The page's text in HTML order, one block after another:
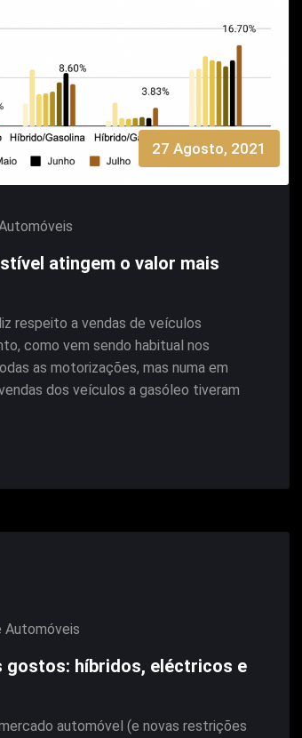
27 Agosto, 2021
atingem o valor mais
respeito a vendas de veículos
como vem sendo habitual nos
as motorizações, mas numa em
dos veículos a gasóleo tiveram
Automóveis
gostos: híbridos, eléctricos e
automóvel (e novas restrições